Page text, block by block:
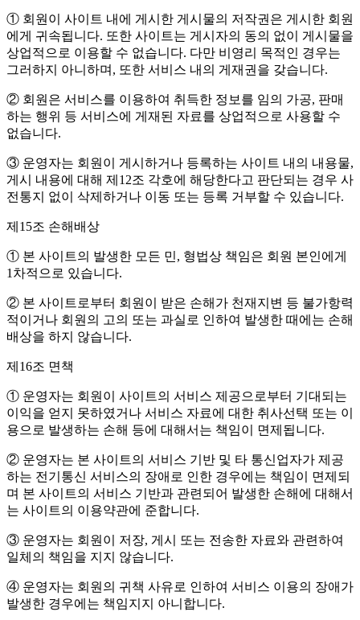
① 회원이 사이트 내에 게시한 게시물의 저작권은 게시한 회원
에게 귀속됩니다. 또한 사이트는 게시자의 동의 없이 게시물을
상업적으로 이용할 수 없습니다. 다만 비영리 목적인 경우는
그러하지 아니하며, 또한 서비스 내의 게재권을 갖습니다.
② 회원은 서비스를 이용하여 취득한 정보를 임의 가공, 판매
하는 행위 등 서비스에 게재된 자료를 상업적으로 사용할 수
없습니다.
③ 운영자는 회원이 게시하거나 등록하는 사이트 내의 내용물,
게시 내용에 대해 제12조 각호에 해당한다고 판단되는 경우 사
전통지 없이 삭제하거나 이동 또는 등록 거부할 수 있습니다.
제15조 손해배상
① 본 사이트의 발생한 모든 민, 형법상 책임은 회원 본인에게
1차적으로 있습니다.
② 본 사이트로부터 회원이 받은 손해가 천재지변 등 불가항력
적이거나 회원의 고의 또는 과실로 인하여 발생한 때에는 손해
배상을 하지 않습니다.
제16조 면책
① 운영자는 회원이 사이트의 서비스 제공으로부터 기대되는
이익을 얻지 못하였거나 서비스 자료에 대한 취사선택 또는 이
용으로 발생하는 손해 등에 대해서는 책임이 면제됩니다.
② 운영자는 본 사이트의 서비스 기반 및 타 통신업자가 제공
하는 전기통신 서비스의 장애로 인한 경우에는 책임이 면제되
며 본 사이트의 서비스 기반과 관련되어 발생한 손해에 대해서
는 사이트의 이용약관에 준합니다.
③ 운영자는 회원이 저장, 게시 또는 전송한 자료와 관련하여
일체의 책임을 지지 않습니다.
④ 운영자는 회원의 귀책 사유로 인하여 서비스 이용의 장애가
발생한 경우에는 책임지지 아니합니다.